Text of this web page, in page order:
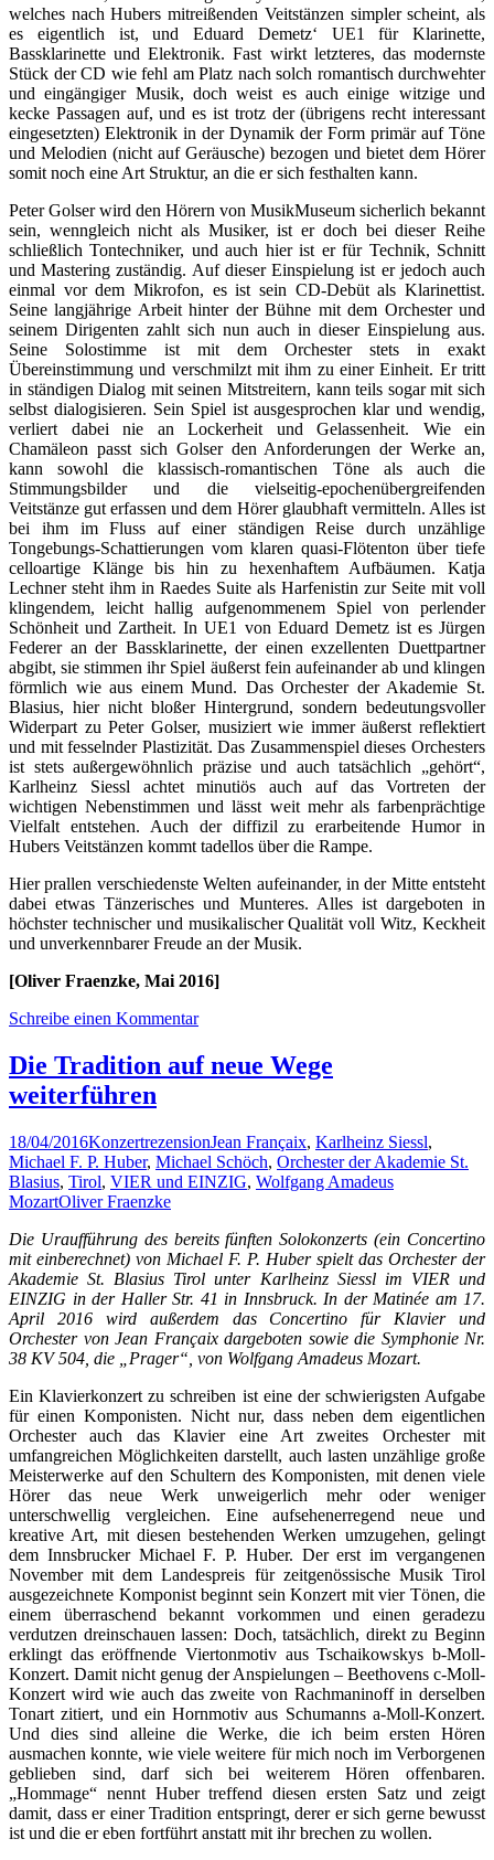
welches nach Hubers mitreißenden Veitstänzen simpler scheint, als
es eigentlich ist, und Eduard Demetz‘ UE1 für Klarinette,
Bassklarinette und Elektronik. Fast wirkt letzteres, das modernste
Stück der CD wie fehl am Platz nach solch romantisch durchwehter
und eingängiger Musik, doch weist es auch einige witzige und
kecke Passagen auf, und es ist trotz der (übrigens recht interessant
eingesetzten) Elektronik in der Dynamik der Form primär auf Töne
und Melodien (nicht auf Geräusche) bezogen und bietet dem Hörer
somit noch eine Art Struktur, an die er sich festhalten kann.
Peter Golser wird den Hörern von MusikMuseum sicherlich bekannt
sein, wenngleich nicht als Musiker, ist er doch bei dieser Reihe
schließlich Tontechniker, und auch hier ist er für Technik, Schnitt
und Mastering zuständig. Auf dieser Einspielung ist er jedoch auch
einmal vor dem Mikrofon, es ist sein CD-Debüt als Klarinettist.
Seine langjährige Arbeit hinter der Bühne mit dem Orchester und
seinem Dirigenten zahlt sich nun auch in dieser Einspielung aus.
Seine Solostimme ist mit dem Orchester stets in exakt
Übereinstimmung und verschmilzt mit ihm zu einer Einheit. Er tritt
in ständigen Dialog mit seinen Mitstreitern, kann teils sogar mit sich
selbst dialogisieren. Sein Spiel ist ausgesprochen klar und wendig,
verliert dabei nie an Lockerheit und Gelassenheit. Wie ein
Chamäleon passt sich Golser den Anforderungen der Werke an,
kann sowohl die klassisch-romantischen Töne als auch die
Stimmungsbilder und die vielseitig-epochenübergreifenden
Veitstänze gut erfassen und dem Hörer glaubhaft vermitteln. Alles ist
bei ihm im Fluss auf einer ständigen Reise durch unzählige
Tongebungs-Schattierungen vom klaren quasi-Flötenton über tiefe
celloartige Klänge bis hin zu hexenhaftem Aufbäumen. Katja
Lechner steht ihm in Raedes Suite als Harfenistin zur Seite mit voll
klingendem, leicht hallig aufgenommenem Spiel von perlender
Schönheit und Zartheit. In UE1 von Eduard Demetz ist es Jürgen
Federer an der Bassklarinette, der einen exzellenten Duettpartner
abgibt, sie stimmen ihr Spiel äußerst fein aufeinander ab und klingen
förmlich wie aus einem Mund. Das Orchester der Akademie St.
Blasius, hier nicht bloßer Hintergrund, sondern bedeutungsvoller
Widerpart zu Peter Golser, musiziert wie immer äußerst reflektiert
und mit fesselnder Plastizität. Das Zusammenspiel dieses Orchesters
ist stets außergewöhnlich präzise und auch tatsächlich „gehört“,
Karlheinz Siessl achtet minutiös auch auf das Vortreten der
wichtigen Nebenstimmen und lässt weit mehr als farbenprächtige
Vielfalt entstehen. Auch der diffizil zu erarbeitende Humor in
Hubers Veitstänzen kommt tadellos über die Rampe.
Hier prallen verschiedenste Welten aufeinander, in der Mitte entsteht
dabei etwas Tänzerisches und Munteres. Alles ist dargeboten in
höchster technischer und musikalischer Qualität voll Witz, Keckheit
und unverkennbarer Freude an der Musik.
[Oliver Fraenzke, Mai 2016]
Schreibe einen Kommentar
Die Tradition auf neue Wege
weiterführen
18/04/2016KonzertrezensionJean Françaix, Karlheinz Siessl,
Michael F. P. Huber, Michael Schöch, Orchester der Akademie St.
Blasius, Tirol, VIER und EINZIG, Wolfgang Amadeus
MozartOliver Fraenzke
Die Uraufführung des bereits fünften Solokonzerts (ein Concertino
mit einberechnet) von Michael F. P. Huber spielt das Orchester der
Akademie St. Blasius Tirol unter Karlheinz Siessl im VIER und
EINZIG in der Haller Str. 41 in Innsbruck. In der Matinée am 17.
April 2016 wird außerdem das Concertino für Klavier und
Orchester von Jean Françaix dargeboten sowie die Symphonie Nr.
38 KV 504, die „Prager“, von Wolfgang Amadeus Mozart.
Ein Klavierkonzert zu schreiben ist eine der schwierigsten Aufgabe
für einen Komponisten. Nicht nur, dass neben dem eigentlichen
Orchester auch das Klavier eine Art zweites Orchester mit
umfangreichen Möglichkeiten darstellt, auch lasten unzählige große
Meisterwerke auf den Schultern des Komponisten, mit denen viele
Hörer das neue Werk unweigerlich mehr oder weniger
unterschwellig vergleichen. Eine aufsehenerregend neue und
kreative Art, mit diesen bestehenden Werken umzugehen, gelingt
dem Innsbrucker Michael F. P. Huber. Der erst im vergangenen
November mit dem Landespreis für zeitgenössische Musik Tirol
ausgezeichnete Komponist beginnt sein Konzert mit vier Tönen, die
einem überraschend bekannt vorkommen und einen geradezu
verdutzen dreinschauen lassen: Doch, tatsächlich, direkt zu Beginn
erklingt das eröffnende Viertonmotiv aus Tschaikowskys b-Moll-
Konzert. Damit nicht genug der Anspielungen – Beethovens c-Moll-
Konzert wird wie auch das zweite von Rachmaninoff in derselben
Tonart zitiert, und ein Hornmotiv aus Schumanns a-Moll-Konzert.
Und dies sind alleine die Werke, die ich beim ersten Hören
ausmachen konnte, wie viele weitere für mich noch im Verborgenen
geblieben sind, darf sich bei weiterem Hören offenbaren.
„Hommage“ nennt Huber treffend diesen ersten Satz und zeigt
damit, dass er einer Tradition entspringt, derer er sich gerne bewusst
ist und die er eben fortführt anstatt mit ihr brechen zu wollen.